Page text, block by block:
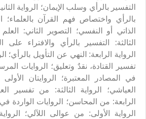
التفسير بالرأي وسلب الإيمان؛ الرواية
بالرأي واختصاص فهم القرآن بالعلماء؛
الذاتي أو النفسي؛ التصوير الثاني:
الثالثة: التفسير بالرأي والافتراء على
الرواية الرابعة: النهي عن التأويل بالرأي؛
تفسير القتادة، نقدٌ وتعليق؛ الروايات
في المصادر المعتبرة؛ الروايتان
العياشي؛ الرواية الثالثة: من تفسير
الرابعة: من المحاسن؛ الروايات الواردة
الرواية الأولى: من عوالى اللآلي؛